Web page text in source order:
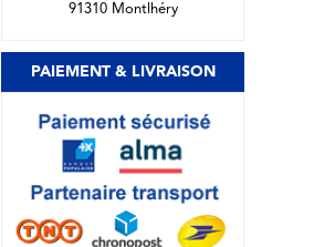
91310 Montlhéry
PAIEMENT & LIVRAISON